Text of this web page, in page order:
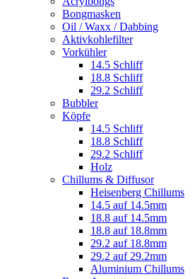
Bongmasken
Oil / Waxx / Dabbing
Aktivkohlefilter
Vorkühler
14.5 Schliff
18.8 Schliff
29.2 Schliff
Bubbler
Köpfe
14.5 Schliff
18.8 Schliff
29.2 Schliff
Holz
Chillums & Diffusor
Heisenberg Chillums
14.5 auf 14.5mm
18.8 auf 14.5mm
18.8 auf 18.8mm
29.2 auf 18.8mm
29.2 auf 29.2mm
Aluminium Chillums